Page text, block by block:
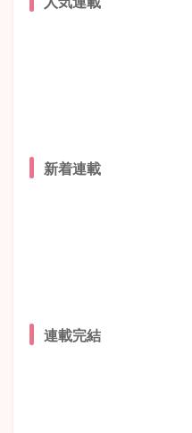
新着連載
連載完結